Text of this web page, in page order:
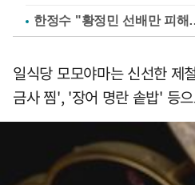
한정수 "황정민 선배만 피
일식당 모모야마는 신선한 제
금사 찜', '장어 명란 솥밥' 등